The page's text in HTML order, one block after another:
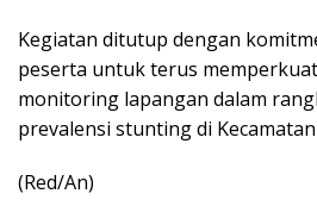
Kegiatan ditutup dengan
peserta untuk terus
monitoring lapangan dalam
prevalensi stunting di
(Red/An)